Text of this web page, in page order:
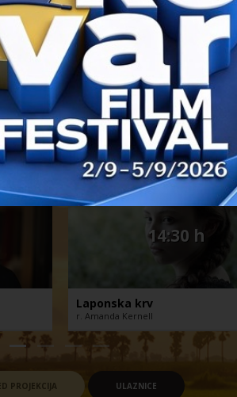
VUKOVARSKA ADA
14:30 h
Laponska krv
r. Amanda Kernell
PROJEKCIJA ULAZNICE